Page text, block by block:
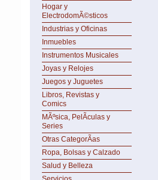
Hogar y
ElectrodomÃ©sticos
Industrias y Oficinas
Inmuebles
Instrumentos Musicales
Joyas y Relojes
Juegos y Juguetes
Libros, Revistas y
Comics
MÃºsica, PelÃ­culas y
Series
Otras CategorÃ­as
Ropa, Bolsas y Calzado
Salud y Belleza